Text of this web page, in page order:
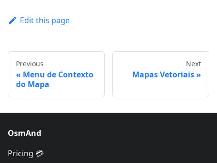
Edit this page
Previous
Menu de Contexto
do Mapa
Next
Mapas Vetoriais
OsmAnd
Pricing 💳